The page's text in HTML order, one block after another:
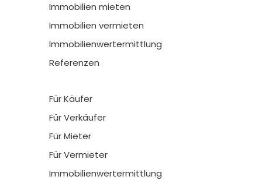
Immobilien mieten
Immobilien vermieten
Immobilienwertermittlung
Referenzen
Für Käufer
Für Verkäufer
Für Mieter
Für Vermieter
Immobilienwertermittlung